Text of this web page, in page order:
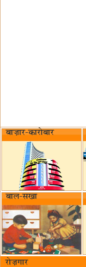
बाज़ार-कारोबार
बाल-सखा
रोज़गार